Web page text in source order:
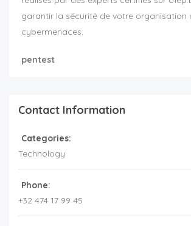
garantir la sécurité de votre organisation
cybermenaces.
pentest
Contact Information
Categories:
Technology
Phone:
+32 474 17 99 45